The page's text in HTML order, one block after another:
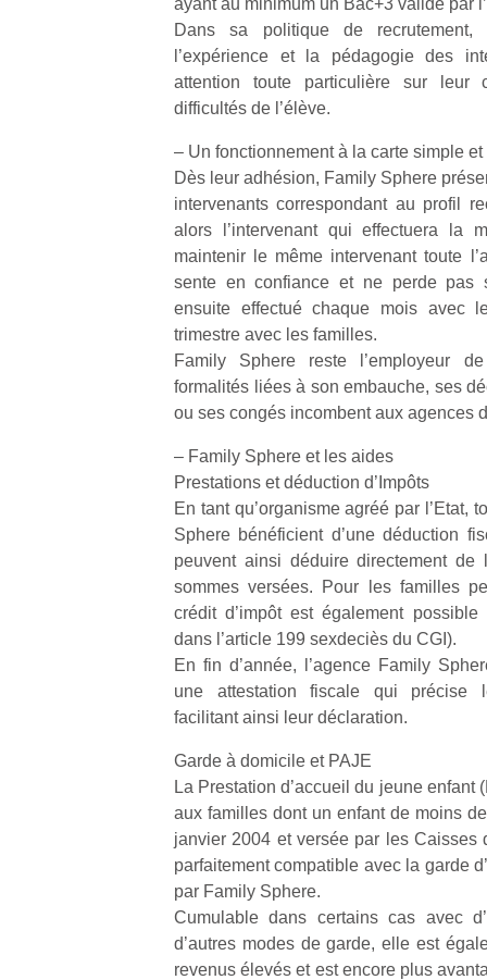
ayant au minimum un Bac+3 validé par
Dans sa politique de recrutement,
l’expérience et la pédagogie des
attention toute particulière sur leur
difficultés de l’élève.
– Un fonctionnement à la carte simple et
Dès leur adhésion, Family Sphere
intervenants correspondant au profil
alors l’intervenant qui effectuera la
maintenir le même intervenant toute
sente en confiance et ne perde pas
ensuite effectué chaque mois avec
trimestre avec les familles.
Family Sphere reste l’employeur
formalités liées à son embauche, ses
ou ses congés incombent aux agences
– Family Sphere et les aides
Prestations et déduction d’Impôts
En tant qu’organisme agréé par l’Etat,
Sphere bénéficient d’une déduction
peuvent ainsi déduire directement
sommes versées. Pour les familles
crédit d’impôt est également
dans l’article 199 sexdeciès du CGI).
En fin d’année, l’agence Family
une attestation fiscale qui précise
facilitant ainsi leur déclaration.
Garde à domicile et PAJE
La Prestation d’accueil du jeune enfant
aux familles dont un enfant de moins
janvier 2004 et versée par les Caisses
parfaitement compatible avec la garde
par Family Sphere.
Cumulable dans certains cas avec
d’autres modes de garde, elle est
revenus élevés et est encore plus
NextGen,
une
nouvelle
mécanique
Beeper
Les
enfants
débordent
souvent
d’énergie.
Varier les
n’est pas
toujours
simple.
divertissement,
activité
physique
ou
apprentissage…
Des
trampolines
grands et
les petits !
Durant les
vacances
estivales
et avec le
retour des
beaux
jours, c’est
l’occasion
rêvée
enfants
de…
de